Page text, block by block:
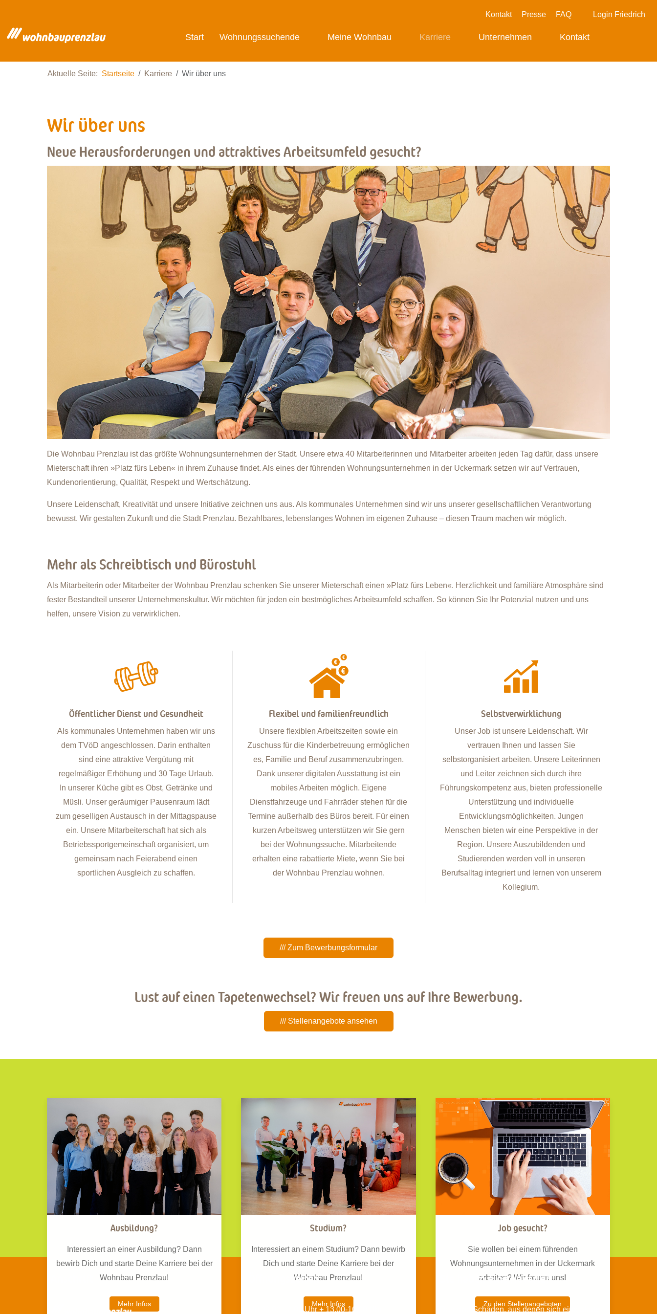
Kontakt Presse FAQ Login Friedrich
Start Wohnungssuchende Meine Wohnbau Karriere Unternehmen Kontakt
Aktuelle Seite: Startseite Karriere Wir über uns
Wir über uns
Neue Herausforderungen und attraktives Arbeitsumfeld gesucht?
Die Wohnbau Prenzlau ist das größte Wohnungsunternehmen der Stadt. Unsere etwa 40 Mitarbeiterinnen und Mitarbeiter arbeiten jeden Tag dafür, dass unsere
Mieterschaft ihren »Platz fürs Leben« in ihrem Zuhause findet. Als eines der führenden Wohnungsunternehmen in der Uckermark setzen wir auf Vertrauen,
Kundenorientierung, Qualität, Respekt und Wertschätzung.
Unsere Leidenschaft, Kreativität und unsere Initiative zeichnen uns aus. Als kommunales Unternehmen sind wir uns unserer gesellschaftlichen Verantwortung
bewusst. Wir gestalten Zukunft und die Stadt Prenzlau. Bezahlbares, lebenslanges Wohnen im eigenen Zuhause – diesen Traum machen wir möglich.
Mehr als Schreibtisch und Bürostuhl
Als Mitarbeiterin oder Mitarbeiter der Wohnbau Prenzlau schenken Sie unserer Mieterschaft einen »Platz fürs Leben«. Herzlichkeit und familiäre Atmosphäre sind
fester Bestandteil unserer Unternehmenskultur. Wir möchten für jeden ein bestmögliches Arbeitsumfeld schaffen. So können Sie Ihr Potenzial nutzen und uns
helfen, unsere Vision zu verwirklichen.
Flexibel und familienfreundlich
Unsere flexiblen Arbeitszeiten sowie ein
Zuschuss für die Kinderbetreuung ermöglichen
es, Familie und Beruf zusammenzubringen.
Dank unserer digitalen Ausstattung ist ein
mobiles Arbeiten möglich. Eigene
Dienstfahrzeuge und Fahrräder stehen für die
Termine außerhalb des Büros bereit. Für einen
kurzen Arbeitsweg unterstützen wir Sie gern
bei der Wohnungssuche. Mitarbeitende
erhalten eine rabattierte Miete, wenn Sie bei
der Wohnbau Prenzlau wohnen.
Selbstverwirklichung
Unser Job ist unsere Leidenschaft. Wir
vertrauen Ihnen und lassen Sie
selbstorganisiert arbeiten. Unsere Leiterinnen
und Leiter zeichnen sich durch ihre
Führungskompetenz aus, bieten professionelle
Unterstützung und individuelle
Entwicklungsmöglichkeiten. Jungen
Menschen bieten wir eine Perspektive in der
Region. Unsere Auszubildenden und
Studierenden werden voll in unseren
Berufsalltag integriert und lernen von unserem
Digitalisierung
Wir sind offen für Ihre Ideen. Unser Team
profitiert von den Erfahrungen und kreativen
Lösungsansätzen seiner unterschiedlichen
Mitglieder. Im Fokus steht immer die
Mieterschaft. Um die Mieten bezahlbar zu
halten, setzen wir auf die Digitalisierung.
Unsere modernen Büros sind papierlos und
unsere digitalen Prozesse ermöglichen ein
mobiles Arbeiten. Helfen Sie uns dabei, noch
effizienter und fortschrittlicher zu werden.
/// Zum Bewerbungsformular
Lust auf einen Tapetenwechsel? Wir freuen uns auf Ihre Bewerbung.
/// Stellenangebote ansehen
Ausbildung?
Interessiert an einer Ausbildung? Dann
bewirb Dich und starte Deine Karriere bei der
Wohnbau Prenzlau!
Mehr Infos
Studium?
Interessiert an einem Studium? Dann bewirb
Dich und starte Deine Karriere bei der
Wohnbau Prenzlau!
Mehr Infos
Job gesucht?
Sie wollen bei einem führenden
Wohnungsunternehmen in der Uckermark
arbeiten? Wir freuen uns!
Zu den Stellenangeboten
Öffnungszeiten
Mo 09.00-12.00 Uhr + 13.00-16.00 Uhr
Sie haben eine Havarie?
Das sind Schäden, aus denen sich eine